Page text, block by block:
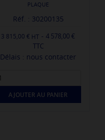
PLAQUE
Réf. : 30200135
3 815,00 € - 4 578,00 €
TTC
Délais : nous contacter
AJOUTER AU PANIER